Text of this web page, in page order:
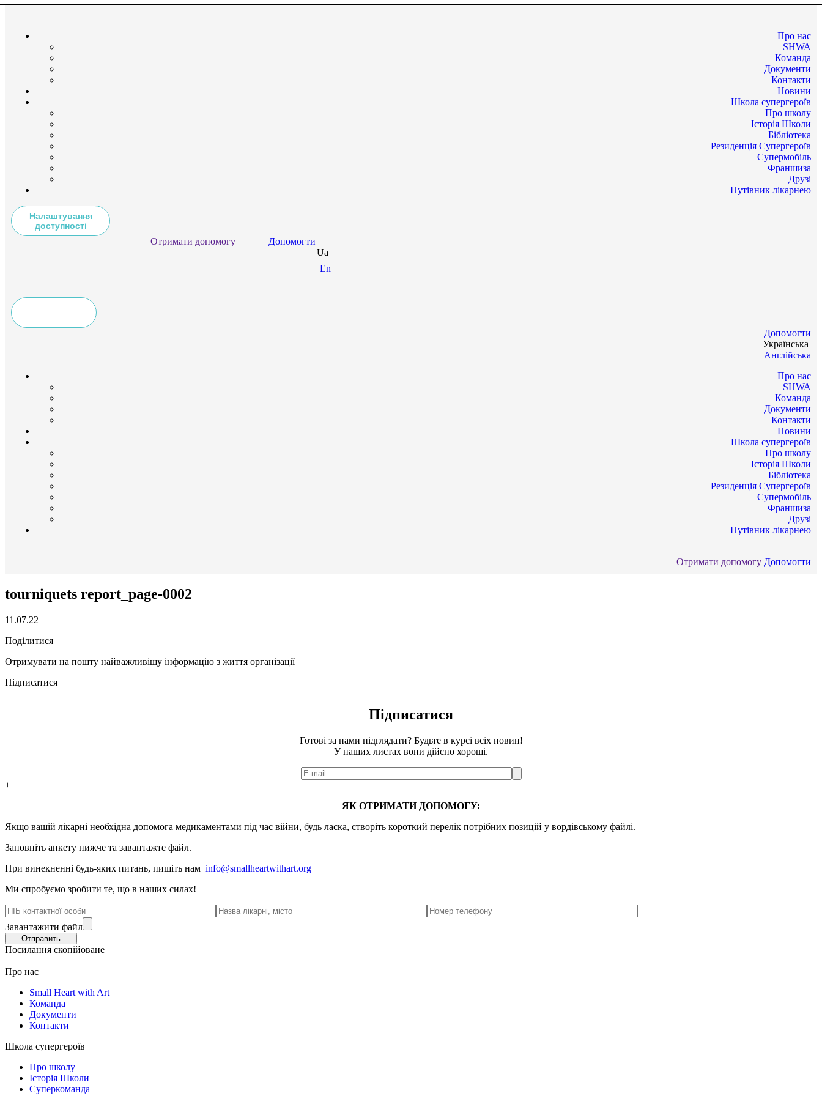
Про нас
SHWA
Команда
Документи
Контакти
Новини
Школа супергероїв
Про школу
Історія Школи
Бібліотека
Резиденція Супергероїв
Супермобіль
Франшиза
Друзі
Путівник лікарнею
Налаштування
доступності
Отримати допомогу
Допомогти
Ua
En
Допомогти
Українська
Англійська
Про нас
SHWA
Команда
Документи
Контакти
Новини
Школа супергероїв
Про школу
Історія Школи
Бібліотека
Резиденція Супергероїв
Супермобіль
Франшиза
Друзі
Путівник лікарнею
Отримати допомогу Допомогти
tourniquets report_page-0002
11.07.22
Поділитися
Отримувати на пошту найважливішу інформацію з життя організації
Підписатися
Підписатися
Готові за нами підглядати? Будьте в курсі всіх новин!
У наших листах вони дійсно хороші.
+
ЯК ОТРИМАТИ ДОПОМОГУ:
Якщо вашій лікарні необхідна допомога медикаментами під час війни, будь ласка, створіть короткий перелік потрібних позицій у вордівському файлі.
Заповніть анкету нижче та завантажте файл.
При винекненні будь-яких питань, пишіть нам info@smallheartwithart.org
Ми спробуємо зробити те, що в наших силах!
Завантажити файл
Посилання скопійоване
Про нас
Small Heart with Art
Команда
Документи
Контакти
Школа супергероїв
Про школу
Історія Школи
Суперкоманда